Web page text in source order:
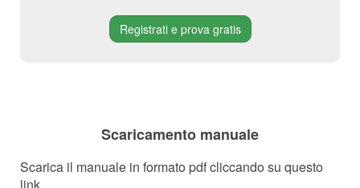
Registrati e prova gratis
Scaricamento manuale
Scarica il manuale in formato pdf cliccando su questo